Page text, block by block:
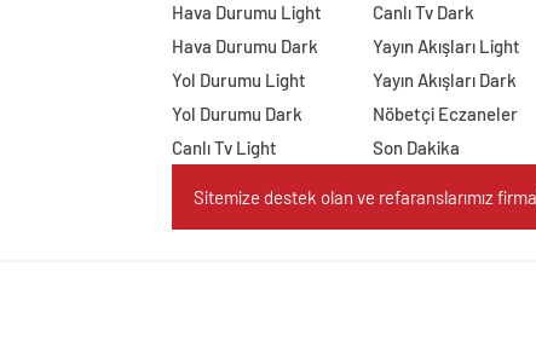
Hava Durumu Light
Hava Durumu Dark
Yol Durumu Light
Yol Durumu Dark
Canlı Tv Light
Canlı Tv Dark
Yayın Akışları Light
Yayın Akışları Dark
Nöbetçi Eczaneler
Son Dakika
Sitemize destek olan ve refaranslarımız